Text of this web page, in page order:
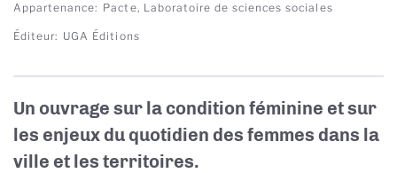
Appartenance Pacte, Laboratoire de sciences sociales
Éditeur UGA Éditions
Un ouvrage sur la condition féminine et sur
les enjeux du quotidien des femmes dans la
ville et les territoires.